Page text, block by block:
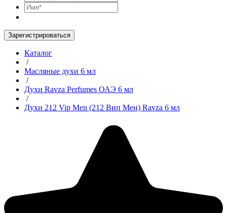
Зарегистрироваться
Каталог
/
Масляные духи 6 мл
/
Духи Ravza Perfumes ОАЭ 6 мл
/
Духи 212 Vip Men (212 Вип Мен) Ravza 6 мл